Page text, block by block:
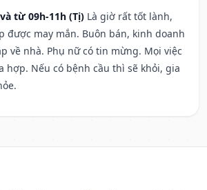
từ 09h-11h (Tị) Là giờ rất tốt lành,
được may mắn. Buôn bán, kinh doanh
về nhà. Phụ nữ có tin mừng. Mọi việc
hợp. Nếu có bệnh cầu thì sẽ khỏi, gia